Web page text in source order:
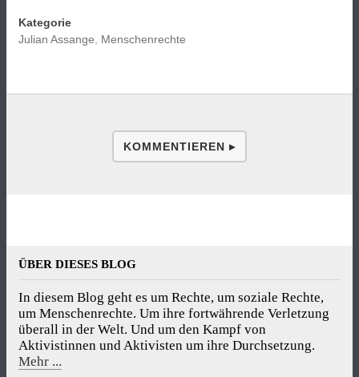
Kategorie
Julian Assange
Menschenrechte
KOMMENTIEREN ▸
ÜBER DIESES BLOG
um Menschenrechte. Um ihre fortwährende Verletzung
überall in der Welt. Und um den Kampf von
Aktivistinnen und Aktivisten um ihre Durchsetzung.
Mehr ...